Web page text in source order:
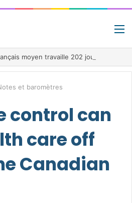
et baromètres
control can
care off
Canadian